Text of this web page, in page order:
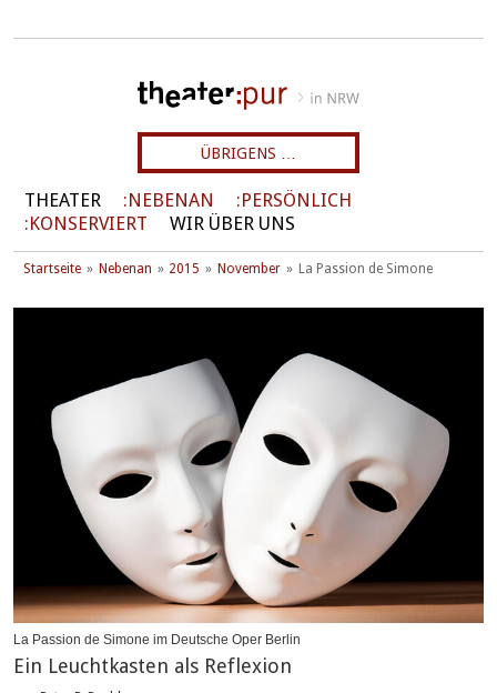
ÜBRIGENS …
THEATER NEBENAN
PERSÖNLICH
KONSERVIERT
WIR ÜBER UNS
Startseite Nebenan 2015 November La Passion de Simone
La Passion de Simone im Deutsche Oper Berlin
Ein Leuchtkasten als Reflexion